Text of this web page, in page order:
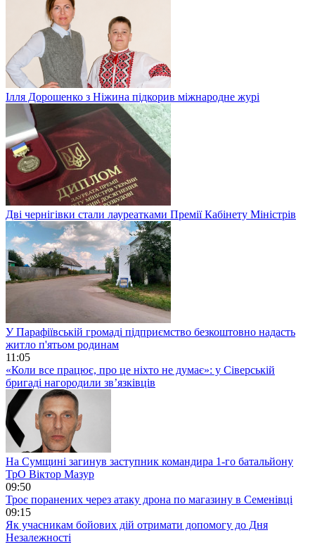
Ілля Дорошенко з Ніжина підкорив міжнародне журі
Дві чернігівки стали лауреатками Премії Кабінету Міністрів
У Парафіївській громаді підприємство безкоштовно надасть
житло п'ятьом родинам
11:05
«Коли все працює, про це ніхто не думає»: у Сіверській
бригаді нагородили зв’язківців
На Сумщині загинув заступник командира 1-го батальйону
ТрО Віктор Мазур
09:50
Троє поранених через атаку дрона по магазину в Семенівці
09:15
Як учасникам бойових дій отримати допомогу до Дня
Незалежності